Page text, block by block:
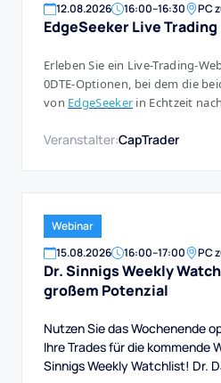
12.08.2026 16:00–16:30 PC
EdgeSeeker Live Trading
Erleben Sie ein Live-Trading-
0DTE-Optionen, bei dem die
von EdgeSeeker in Echtzeit
auch direkt umsetzen.
Veranstalter:CapTrader
Webinar
15.08.2026 16:00–17:00 PC
Dr. Sinnigs Weekly
großem Potenzial
Nutzen Sie das Wochenende
Ihre Trades für die kommende
Sinnigs Weekly Watchlist! Dr.